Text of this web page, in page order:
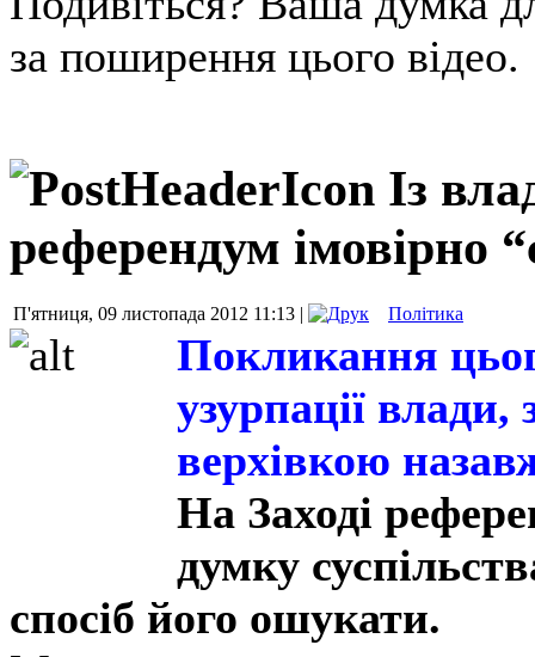
за поширення цього
Із
референдум імовірно
П'ятниця, 09 листопада 2012 11:13 | Політика
Покликання
узурпації влади,
верхівкою
На Заході
думку
спосіб його ошукати.